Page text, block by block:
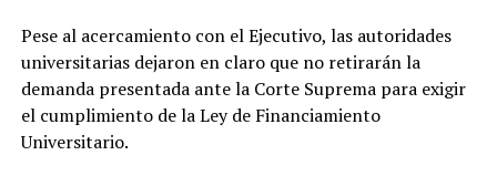
Pese al acercamiento con el Ejecutivo, las autoridades
universitarias dejaron en claro que no retirarán la
demanda presentada ante la Corte Suprema para exigir
el cumplimiento de la Ley de Financiamiento
Universitario.